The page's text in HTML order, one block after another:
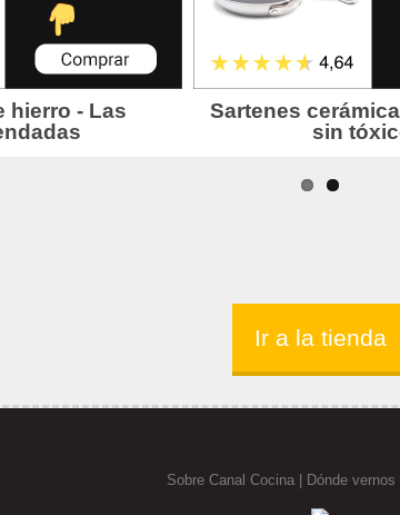
Ir a la tienda
Sobre Canal Cocina| Dónde vernos |